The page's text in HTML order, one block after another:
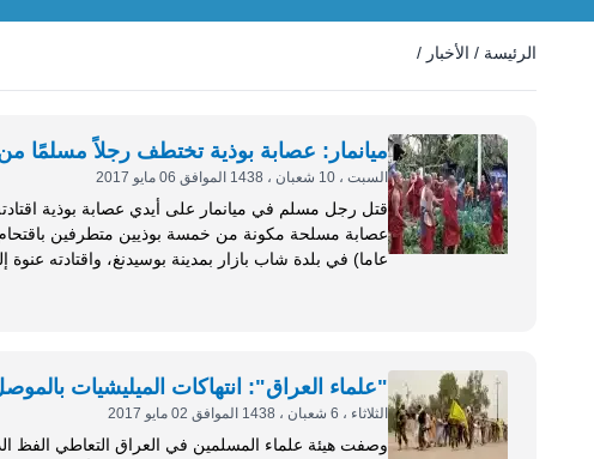
الأخبار
الرئيسة / الأخبار /
ميانمار: عصابة بوذية تختطف رجلاً مسلمًا من
السبت ، 10 شعبان ، 1438 الموافق 06 مايو 2017
"علماء العراق": انتهاكات الميليشيات
الثلاثاء ، 6 شعبان ، 1438 الموافق 02 مايو 2017
وصفت هيئة علماء المسلمين في العراق التعاطي الفظ